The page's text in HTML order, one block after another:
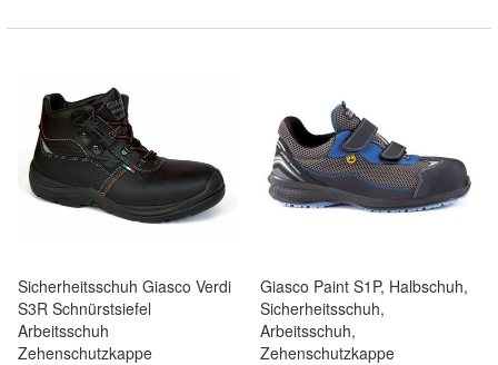
Sicherheitsschuh Giasco Verdi
S3R Schnürstsiefel
Arbeitsschuh
Zehenschutzkappe
Giasco Paint S1P, Halbschuh,
Sicherheitsschuh,
Arbeitsschuh,
Zehenschutzkappe